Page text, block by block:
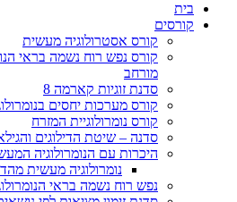
בית
קורסים
קורס אסטרולוגיה מעשית
קורס נפש רוח נשמה בראי
מורחב
סדנת זוגיות קארמה 8
קורס מערכות יחסים
קורס נומרולוגיית המזרח
סדנה – שיטת הדילוגים
היכרות עם הנומרולוגיה
נומרולוגיה מעשית
נפש רוח נשמה בראי